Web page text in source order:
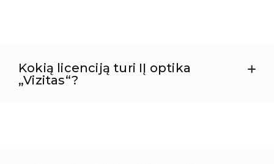
Kokią licenciją turi IĮ optika
„Vizitas“?